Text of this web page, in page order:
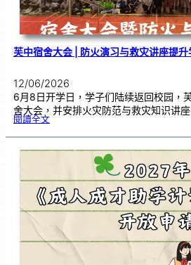
芙中宿舍大会 | 防火演习与救灾讲座提
12/06/2026
6月8日开学日，学子们陆续返回校园，
舍大会，并安排火灾防范与救灾知识讲
閱讀全文:芙
舍
会
|
与
救
灾
讲
座
提
升
学
全